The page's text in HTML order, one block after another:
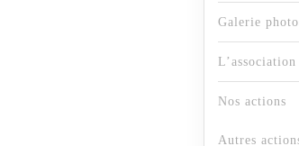
Galerie
Nos actions
Autres